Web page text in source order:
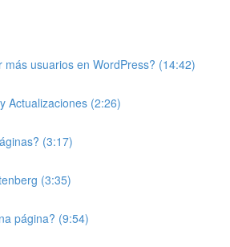
usuarios en WordPress? (14:42)
Actualizaciones (2:26)
(3:17)
(3:35)
página? (9:54)